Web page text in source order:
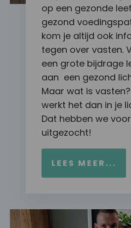
op een gezonde
gezond
kom je altijd ook
tegen over vasten.
een grote bijdrage
aan een gezond
Maar wat is
werkt het dan in je
Dat hebben we
uitgezocht!
LEES MEER...